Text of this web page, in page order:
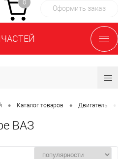
0
Оформить заказ
• Каталог товаров • Двигатель
ВАЗ